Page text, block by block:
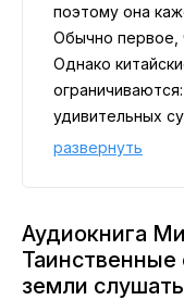
поэтому она
Обычно первое,
Однако
удивительных
мифология
традиции
развернуть
Аудиокнига
Таинственные
земли